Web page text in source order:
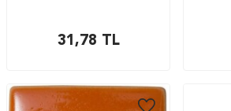
31,78 TL